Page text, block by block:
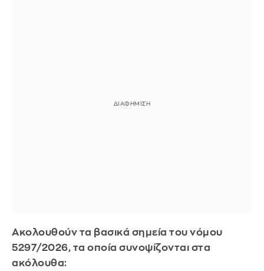
Ακολουθούν τα βασικά σημεία του νόμου
5297/2026, τα οποία συνοψίζονται στα
ακόλουθα: